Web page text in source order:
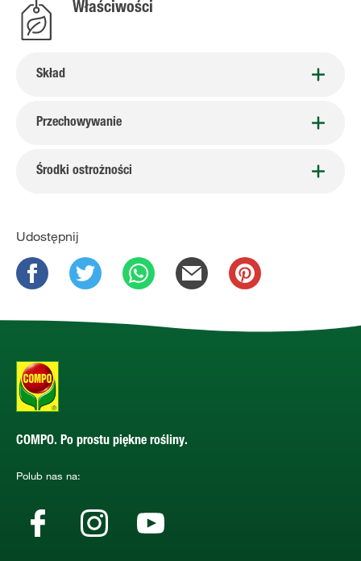
Właściwości
Skład
Przechowywanie
Środki ostrożności
Udostępnij
COMPO. Po prostu piękne rośliny.
Polub nas na: